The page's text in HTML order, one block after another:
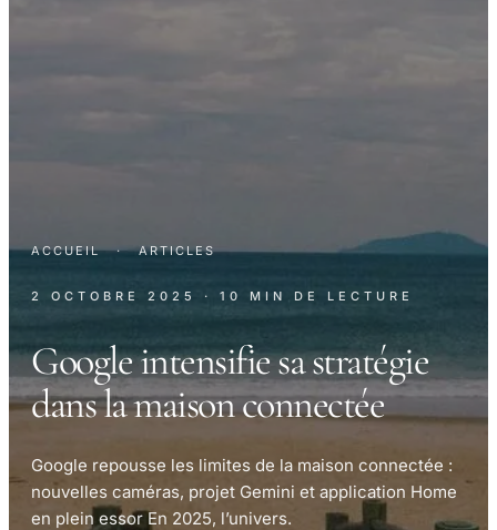
ACCUEIL · ARTICLES
2 OCTOBRE 2025 · 10 MIN DE LECTURE
Google intensifie sa stratégie
dans la maison connectée
Google repousse les limites de la maison connectée :
nouvelles caméras, projet Gemini et application Home
en plein essor En 2025, l’univers.